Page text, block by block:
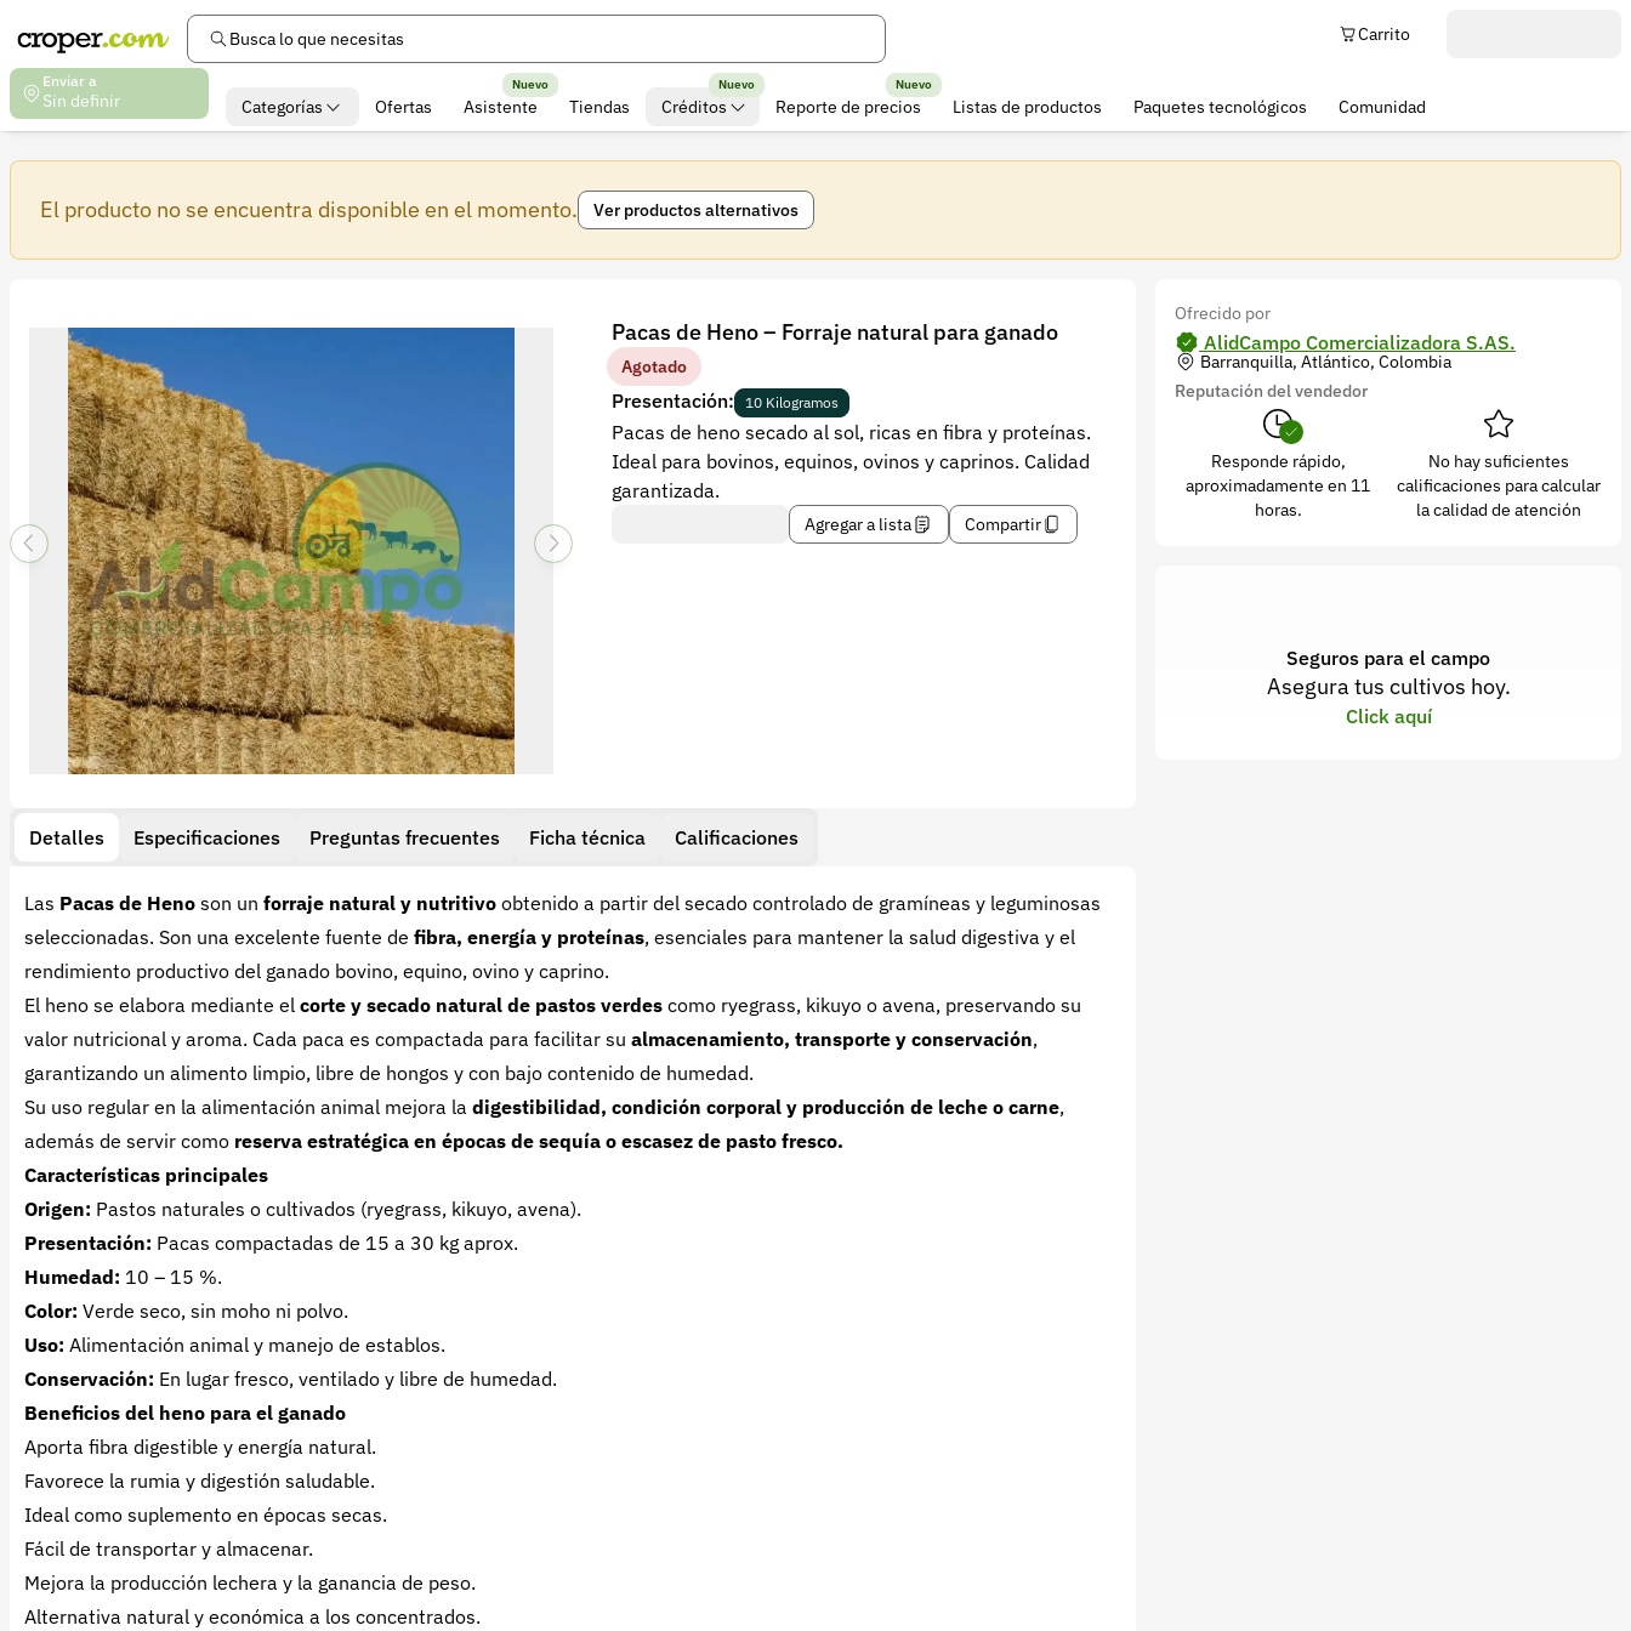
Busca lo que necesitas
Enviar a
Sin definir
Carrito
Categorías Ofertas Asistente
Nuevo
Tiendas Créditos
Nuevo
Reporte de precios
Nuevo
Listas de productos Paquetes tecnológicos Comunidad
El producto no se encuentra disponible en el momento. Ver productos alternativos
Pacas de Heno – Forraje natural para ganado
Agotado
Presentación: 10 Kilogramos
Pacas de heno secado al sol, ricas en fibra y proteínas.
Ideal para bovinos, equinos, ovinos y caprinos. Calidad
garantizada.
Agregar a lista Compartir
Detalles Especificaciones Preguntas frecuentes Ficha técnica Calificaciones
Las Pacas de Heno son un forraje natural y nutritivo obtenido a partir del secado controlado de gramíneas y leguminosas
seleccionadas. Son una excelente fuente de fibra, energía y proteínas, esenciales para mantener la salud digestiva y el
rendimiento productivo del ganado bovino, equino, ovino y caprino.
El heno se elabora mediante el corte y secado natural de pastos verdes como ryegrass, kikuyo o avena, preservando su
valor nutricional y aroma. Cada paca es compactada para facilitar su almacenamiento, transporte y conservación,
garantizando un alimento limpio, libre de hongos y con bajo contenido de humedad.
Su uso regular en la alimentación animal mejora la digestibilidad, condición corporal y producción de leche o carne,
además de servir como reserva estratégica en épocas de sequía o escasez de pasto fresco.
Características principales
Origen: Pastos naturales o cultivados (ryegrass, kikuyo, avena).
Presentación: Pacas compactadas de 15 a 30 kg aprox.
Humedad: 10 – 15 %.
Color: Verde seco, sin moho ni polvo.
Uso: Alimentación animal y manejo de establos.
Conservación: En lugar fresco, ventilado y libre de humedad.
Beneficios del heno para el ganado
Aporta fibra digestible y energía natural.
Favorece la rumia y digestión saludable.
Ideal como suplemento en épocas secas.
Fácil de transportar y almacenar.
Mejora la producción lechera y la ganancia de peso.
Alternativa natural y económica a los concentrados.
Ofrecido por
AlidCampo Comercializadora S.AS.
Barranquilla, Atlántico, Colombia
Reputación del vendedor
Responde rápido,
aproximadamente en 11
horas.
No hay suficientes
calificaciones para calcular
la calidad de atención
Seguros para el campo
Asegura tus cultivos hoy.
Click aquí